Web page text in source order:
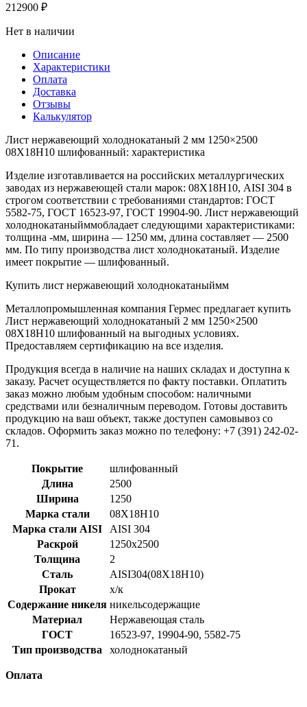
212900 ₽
Нет в наличии
Описание
Характеристики
Оплата
Доставка
Отзывы
Калькулятор
Лист нержавеющий холоднокатаный 2 мм 1250×2500
08Х18Н10 шлифованный: характеристика
Изделие изготавливается на российских металлургических
заводах из нержавеющей стали марок: 08Х18Н10, AISI 304 в
строгом соответствии с требованиями стандартов: ГОСТ
5582-75, ГОСТ 16523-97, ГОСТ 19904-90. Лист нержавеющий
холоднокатаныйммобладает следующими характеристиками:
толщина -мм, ширина — 1250 мм, длина составляет — 2500
мм. По типу производства лист холоднокатаный. Изделие
имеет покрытие — шлифованный.
Купить лист нержавеющий холоднокатаныймм
Металлопромышленная компания Гермес предлагает купить
Лист нержавеющий холоднокатаный 2 мм 1250×2500
08Х18Н10 шлифованный на выгодных условиях.
Предоставляем сертификацию на все изделия.
Продукция всегда в наличие на наших складах и доступна к
заказу. Расчет осуществляется по факту поставки. Оплатить
заказ можно любым удобным способом: наличными
средствами или безналичным переводом. Готовы доставить
продукцию на ваш объект, также доступен самовывоз со
складов. Оформить заказ можно по телефону: +7 (391) 242-02-
71.
Покрытие
шлифованный
Длина
2500
Ширина
1250
Марка стали
08Х18Н10
Марка стали AISI
AISI 304
Раскрой
1250x2500
Толщина
2
Сталь
AISI304(08Х18Н10)
Прокат
х/к
Содержание никеля никельсодержащие
Материал
Нержавеющая сталь
ГОСТ
16523-97, 19904-90, 5582-75
Тип производства
холоднокатаный
Оплата